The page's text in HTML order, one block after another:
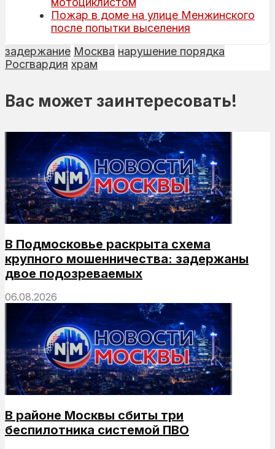
Пожар в доме на улице Менжинского
после попытки выселения
задержание Москва нарушение порядка
Росгвардия храм
Вас может заинтересовать!
В Подмосковье раскрыта схема
крупного мошенничества: задержаны
двое подозреваемых
06.08.2026
В районе Москвы сбиты три
беспилотника системой ПВО